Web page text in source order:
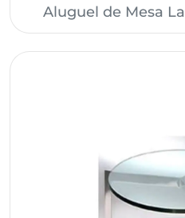
Aluguel de Mesa